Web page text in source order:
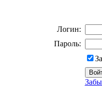
Логин:
Пароль: